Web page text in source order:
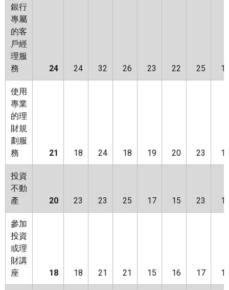
銀行
專屬
的客
戶經
理服
務
24 24 32 26 23 22 25
使用
專業
的理
財規
劃服
務
21 18 24 18 19 20 23
投資
不動
產
20 23 23 25 17 15 23
參加
投資
或理
財講
座
18 18 21 21 15 16 17